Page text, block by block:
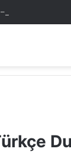
Türkçe – Güncel